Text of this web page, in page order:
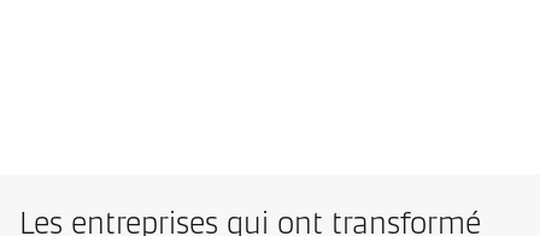
Les entreprises qui ont transformé